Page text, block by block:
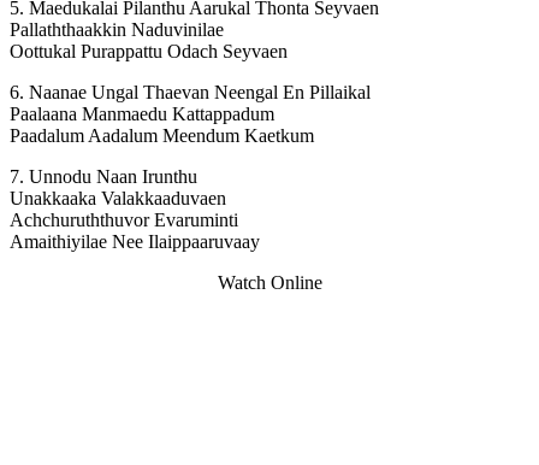
5. Maedukalai Pilanthu Aarukal Thonta Seyvaen
Pallaththaakkin Naduvinilae
Oottukal Purappattu Odach Seyvaen
6. Naanae Ungal Thaevan Neengal En Pillaikal
Paalaana Manmaedu Kattappadum
Paadalum Aadalum Meendum Kaetkum
7. Unnodu Naan Irunthu
Unakkaaka Valakkaaduvaen
Achchuruththuvor Evaruminti
Amaithiyilae Nee Ilaippaaruvaay
Watch Online